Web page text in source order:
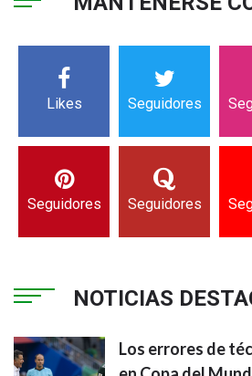
Likes Seguidores
Seguidores Seguidores
NOTICIAS
Los errores de